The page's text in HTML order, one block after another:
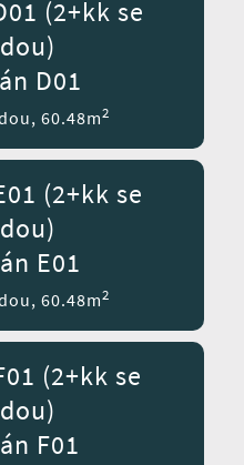
D01
60.48m2
E01
60.48m2
F01